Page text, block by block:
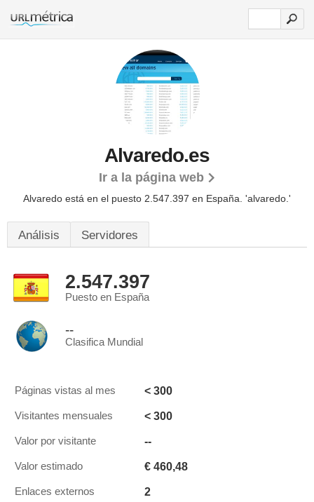
Alvaredo.es
Ir a la página web
Alvaredo está en el puesto 2.547.397 en España. 'alvaredo.'
Análisis Servidores
2.547.397
Puesto en España
--
Clasifica Mundial
Páginas vistas al mes < 300
Visitantes mensuales < 300
Valor por visitante --
Valor estimado € 460,48
Enlaces externos 2